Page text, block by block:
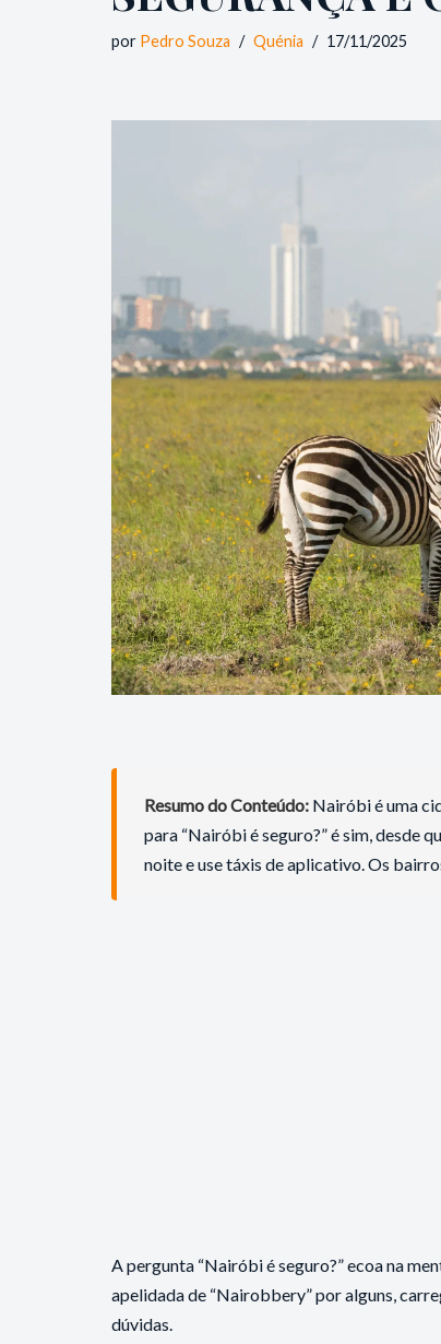
por Pedro Souza Quénia 17/11/2025
Resumo do Conteúdo: Nairóbi é uma
para “Nairóbi é seguro?” é sim, desde
noite e use táxis de aplicativo. Os
A pergunta “Nairóbi é seguro?” ecoa na
apelidada de “Nairobbery” por alguns,
dúvidas.